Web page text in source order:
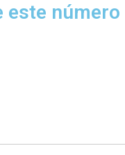
este número